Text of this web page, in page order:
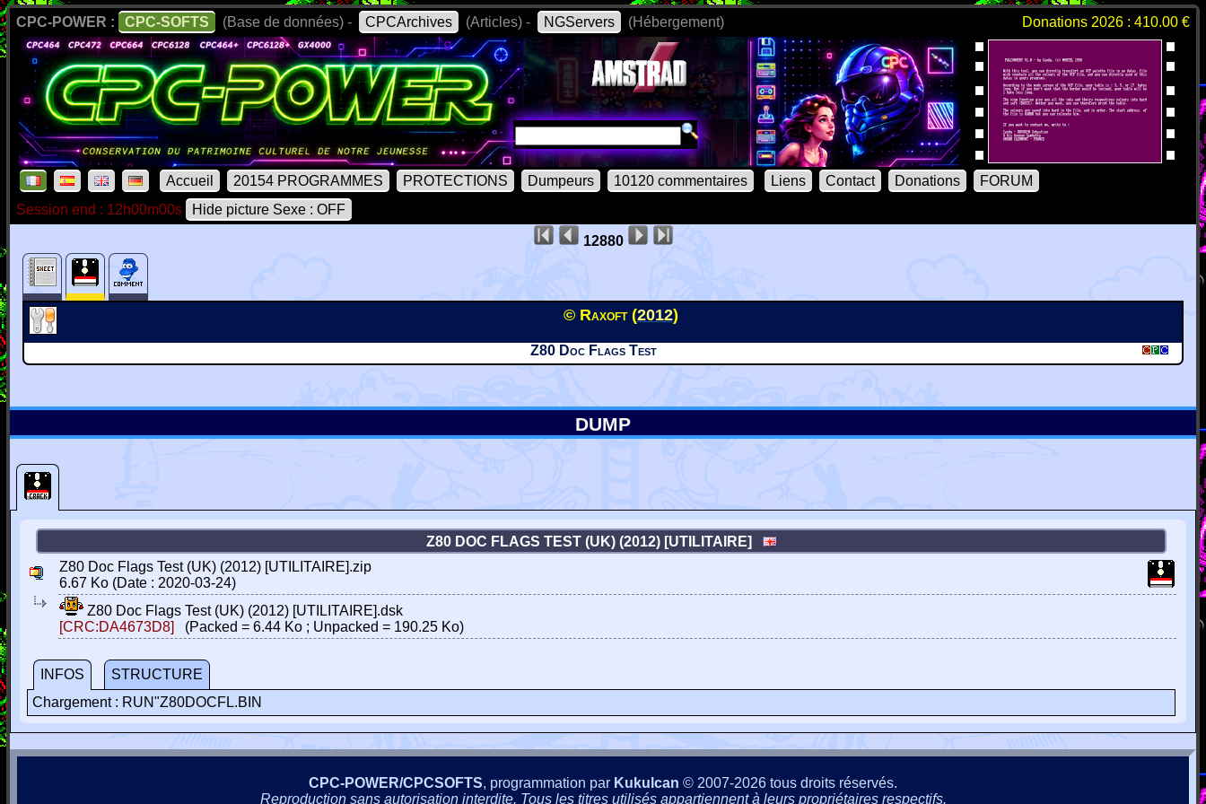
CPC-POWER : CPC-SOFTS (Base de données) - CPCArchives (Articles) - NGServers (Hébergement) Donations 2026 : 410.00 €
Accueil 20154 PROGRAMMES PROTECTIONS Dumpeurs 10120 commentaires Liens Contact Donations
FORUM
Session end : 12h00m00s
Hide picture Sexe : OFF
12880
© Raxoft (2012)
Z80 Doc Flags Test
DUMP
Z80 DOC FLAGS TEST (UK) (2012) [UTILITAIRE]
Z80 Doc Flags Test (UK) (2012) [UTILITAIRE].zip
6.67 Ko (Date : 2020-03-24)
Z80 Doc Flags Test (UK) (2012) [UTILITAIRE].dsk
[CRC:DA4673D8]
(Packed = 6.44 Ko ; Unpacked = 190.25 Ko)
INFOS
STRUCTURE
Chargement : RUN"Z80DOCFL.BIN
CPC-POWER/CPCSOFTS, programmation par Kukulcan © 2007-2026 tous droits réservés.
Reproduction sans autorisation interdite. Tous les titres utilisés appartiennent à leurs propriétaires respectifs.